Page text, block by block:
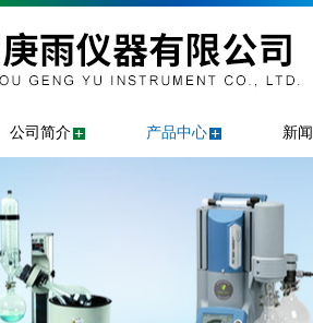
公司简介 产品中心 新